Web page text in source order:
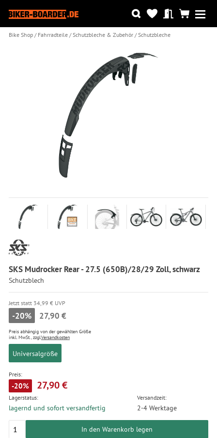
Bike Shop Fahrradteile Schutzbleche & Zubehör Schutzbleche
SKS Mudrocker Rear - 27.5 (650B)/28/29 Zoll, schwarz
Schutzblech
Jetzt statt 34,99 € UVP
-20% 27,90 €
Preis abhängig von der gewählten Größe
inkl. MwSt., zzgl.Versandkosten
Universalgröße
Preis:
-20% 27,90 €
Lagerstatus:
lagernd und sofort versandfertig
Versandzeit:
2-4 Werktage
In den Warenkorb legen